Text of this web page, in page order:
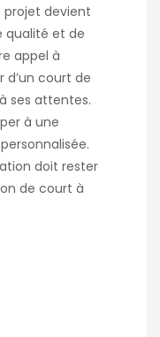
projet devient
qualité et de
appel à
d’un court de
ses attentes.
à une
doit rester
de court à